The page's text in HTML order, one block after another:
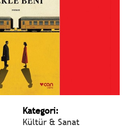
Kategori:
Kültür & Sanat